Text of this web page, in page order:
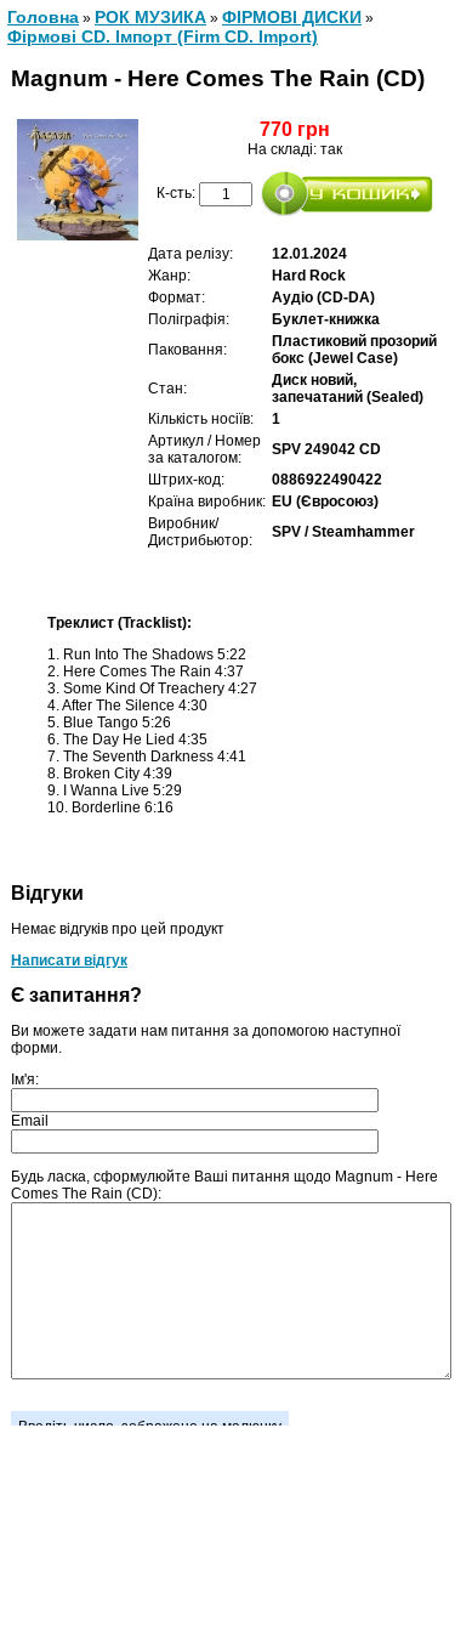
Головна » РОК МУЗИКА » ФІРМОВІ ДИСКИ »
Фірмові CD. Імпорт (Firm CD. Import)
Magnum - Here Comes The Rain (CD)
770 грн
На складі: так
К-сть:
Дата релізу:
12.01.2024
Жанр:
Hard Rock
Формат:
Аудіо (CD-DA)
Поліграфія:
Буклет-книжка
Паковання:
Пластиковий прозорий
бокс (Jewel Case)
Стан:
Диск новий,
запечатаний (Sealed)
Кількість носіїв:
1
Артикул / Номер
за каталогом:
SPV 249042 CD
Штрих-код:
0886922490422
Країна виробник: EU (Євросоюз)
Виробник/
Дистрибьютор:
SPV / Steamhammer
Треклист (Tracklist):
1. Run Into The Shadows 5:22
2. Here Comes The Rain 4:37
3. Some Kind Of Treachery 4:27
4. After The Silence 4:30
5. Blue Tango 5:26
6. The Day He Lied 4:35
7. The Seventh Darkness 4:41
8. Broken City 4:39
9. I Wanna Live 5:29
10. Borderline 6:16
Відгуки
Немає відгуків про цей продукт
Написати відгук
Є запитання?
Ви можете задати нам питання за допомогою наступної
форми.
Ім'я:
Email
Будь ласка, сформулюйте Ваші питання щодо Magnum - Here
Comes The Rain (CD):
Введіть число, зображене на малюнку